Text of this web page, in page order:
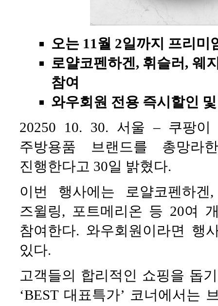
오는 11월 2일까지 프리
로얄코펜하겐, 휘슬러, 웨
참여
와우회원 전용 즉시할인
20250 10. 30. 서울 – 쿠팡
주방용품 브랜드를 총망라
진행한다고 30일 밝혔다.
이번 행사에는 로얄코펜하
즈윌링, 포트메리온 등 20여
참여한다. 와우회원이라면 행
있다.
고객들의 합리적인 쇼핑을 돕
‘BEST 대표특가’ 코너에서는